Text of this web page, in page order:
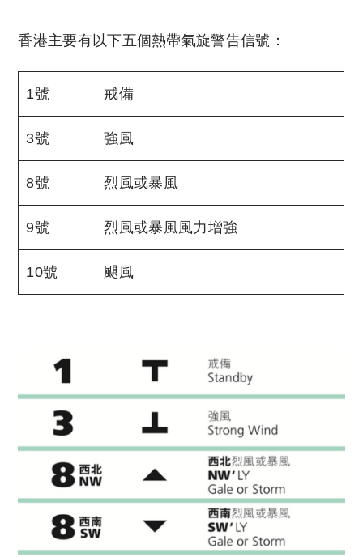
香港主要有以下五個熱帶氣旋警告信號：
1號 戒備
3號 強風
8號 烈風或暴風
9號 烈風或暴風風力增強
10號 颶風